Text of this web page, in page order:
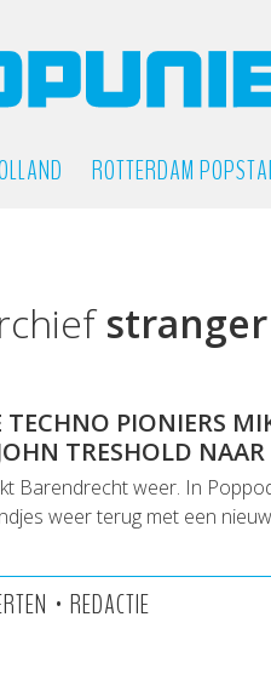
ROTTERDAM
stranger
TECHNO PIONIERS
TRESHOLD
Barendrecht weer. In
weer terug met een
• REDACTIE